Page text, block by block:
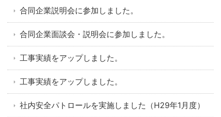
合同企業説明会に参加しました。
合同企業面談会・説明会に参加しました。
工事実績をアップしました。
工事実績をアップしました。
社内安全パトロールを実施しました（H29年1月度）